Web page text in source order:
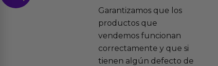
Garantizamos que los
productos que
vendemos funcionan
correctamente y que si
tienen algún defecto de